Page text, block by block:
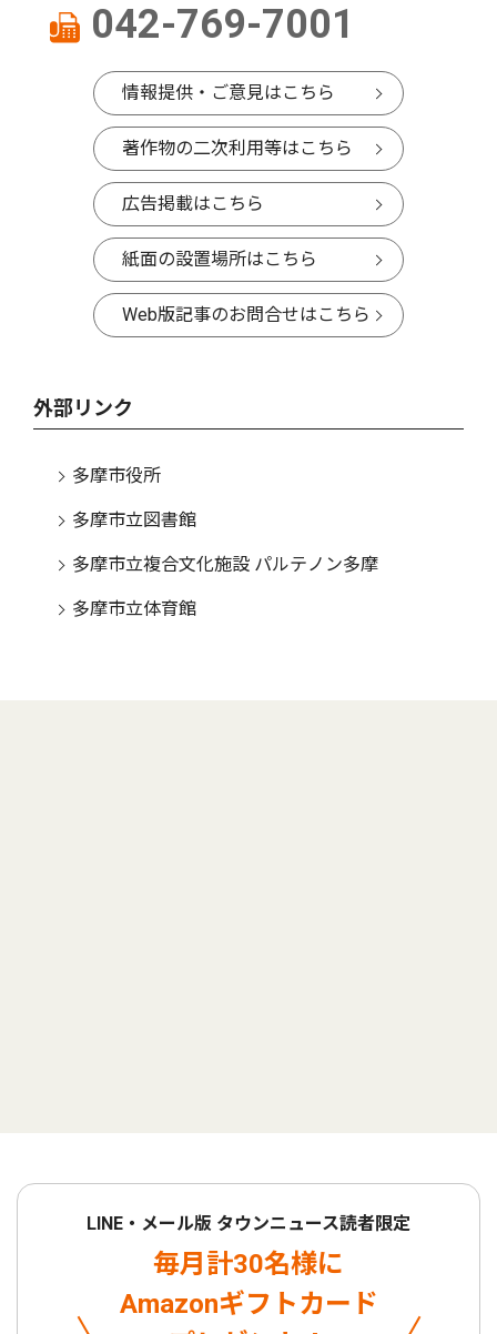
042-769-7001
情報提供・ご意見はこちら
著作物の二次利用等はこちら
広告掲載はこちら
紙面の設置場所はこちら
Web版記事のお問合せはこちら
外部リンク
多摩市役所
多摩市立図書館
多摩市立複合文化施設 パルテノン多摩
多摩市立体育館
LINE・メール版 タウンニュース読者限定
毎月計30名様に
Amazonギフトカード